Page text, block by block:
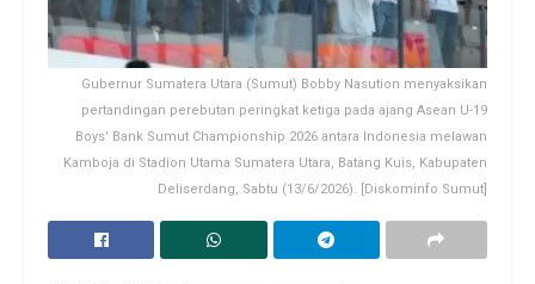
Gubernur Sumatera Utara (Sumut) Bobby Nasution menyaksikan
pertandingan perebutan peringkat ketiga pada ajang Asean U-19
Boys' Bank Sumut Championship 2026 antara Indonesia melawan
Kamboja di Stadion Utama Sumatera Utara, Batang Kuis, Kabupaten
Deliserdang, Sabtu (13/6/2026). [Diskominfo Sumut]